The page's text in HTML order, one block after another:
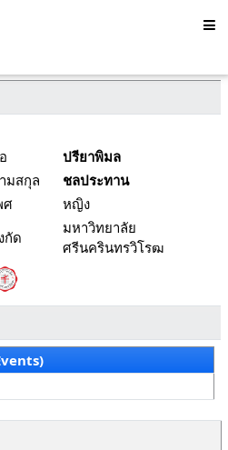
ปรียาพิมล
มสกุล
ชลประทาน
ศ
หญิง
กัด
มหาวิทยาลัย
ศรีนครินทรวิโรฒ